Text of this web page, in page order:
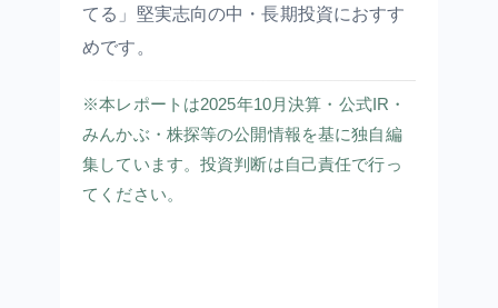
てる」堅実志向の中・長期投資におすす
めです。
※本レポートは2025年10月決算・公式IR・
みんかぶ・株探等の公開情報を基に独自編
集しています。投資判断は自己責任で行っ
てください。